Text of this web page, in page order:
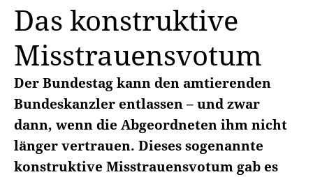
Das konstruktive
Misstrauensvotum
Der Bundestag kann den amtierenden
Bundeskanzler entlassen – und zwar
dann, wenn die Abgeordneten ihm nicht
länger vertrauen. Dieses sogenannte
konstruktive Misstrauensvotum gab es